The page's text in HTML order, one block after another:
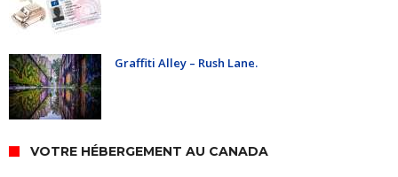
Graffiti Alley – Rush Lane.
VOTRE HÉBERGEMENT AU CANADA